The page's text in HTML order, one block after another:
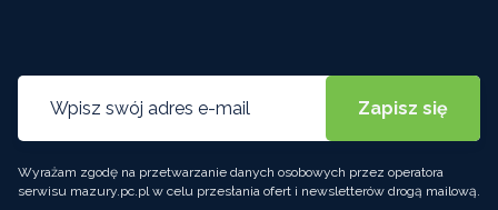
Wyrażam zgodę na przetwarzanie danych osobowych przez operatora
serwisu mazury.pc.pl w celu przesłania ofert i newsletterów drogą mailową.